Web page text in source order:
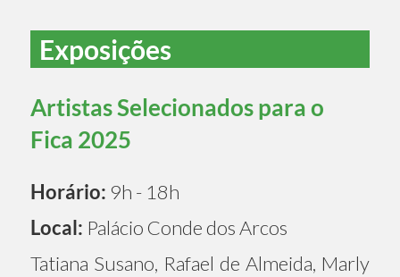
Exposições
Artistas Selecionados para o
Fica 2025
Horário: 9h - 18h
Local: Palácio Conde dos Arcos
Tatiana Susano, Rafael de Almeida, Marly